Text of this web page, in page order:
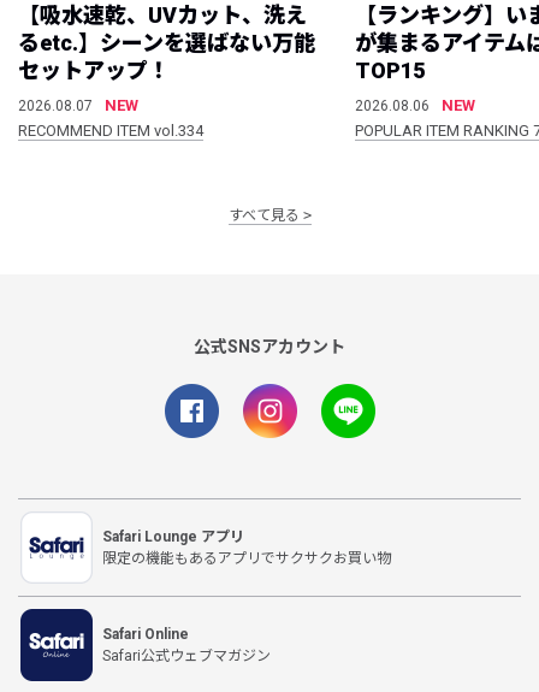
【吸水速乾、UVカット、洗え
るetc.】シーンを選ばない万能
セットアップ！
2026.08.07
NEW
RECOMMEND ITEM vol.334
【ランキング】
が集まるアイテム
TOP15
2026.08.06
NEW
POPULAR ITEM
すべて見る
公式SNSアカウント
Safari Lounge アプリ
限定の機能もあるアプリでサクサクお買い物
Safari Online
Safari公式ウェブマガジン